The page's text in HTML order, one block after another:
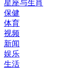
星座与生肖
保健
体育
视频
新闻
娱乐
生活